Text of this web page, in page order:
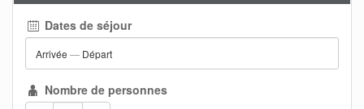
Dates de séjour
Arrivée — Départ
Nombre de personnes